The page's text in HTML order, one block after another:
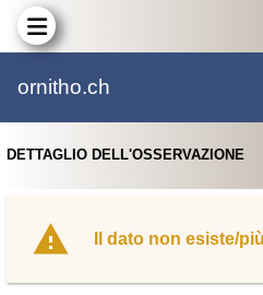
ornitho.ch
DETTAGLIO DELL'OSSERVAZIONE
Il dato non esiste/